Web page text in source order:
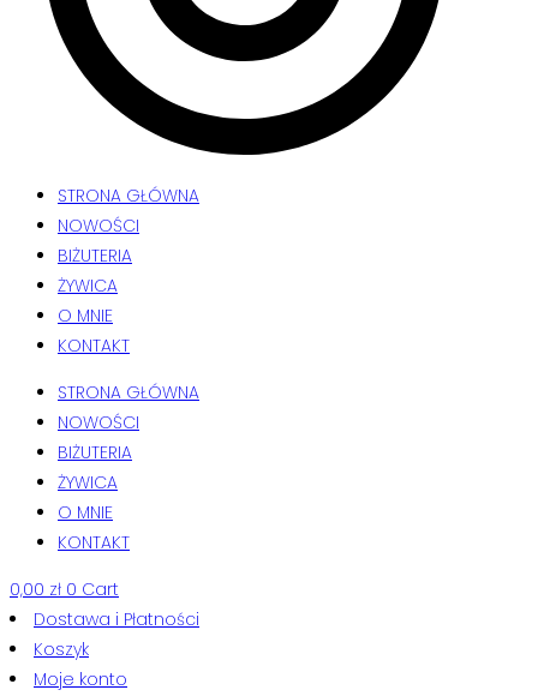
STRONA GŁÓWNA
NOWOŚCI
BIŻUTERIA
ŻYWICA
O MNIE
KONTAKT
STRONA GŁÓWNA
NOWOŚCI
BIŻUTERIA
ŻYWICA
O MNIE
KONTAKT
0,00 zł 0 Cart
Dostawa i Płatności
Koszyk
Moje konto